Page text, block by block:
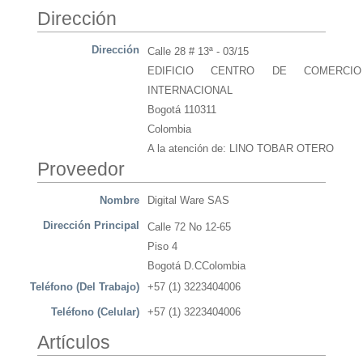
Dirección
Dirección
Calle 28 # 13ª - 03/15
EDIFICIO CENTRO DE COMERCIO
INTERNACIONAL
Bogotá 110311
Colombia
A la atención de: LINO TOBAR OTERO
Proveedor
Nombre Digital Ware SAS
Dirección Principal
Calle 72 No 12-65
Piso 4
Bogotá D.CColombia
Teléfono (Del Trabajo)
+57 (1) 3223404006
Teléfono (Celular) +57 (1) 3223404006
Artículos